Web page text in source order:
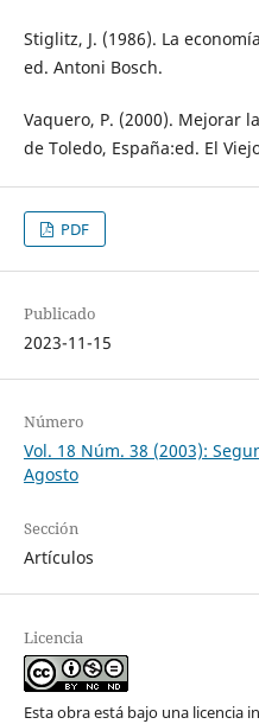
Stiglitz, J. (1986). La
ed. Antoni Bosch.
Vaquero, P. (2000). Mejorar
de Toledo, España:ed. El
PDF
Publicado
2023-11-15
Número
Vol. 18 Núm. 38 (2003):
Agosto
Sección
Artículos
Licencia
Esta obra está bajo una licencia